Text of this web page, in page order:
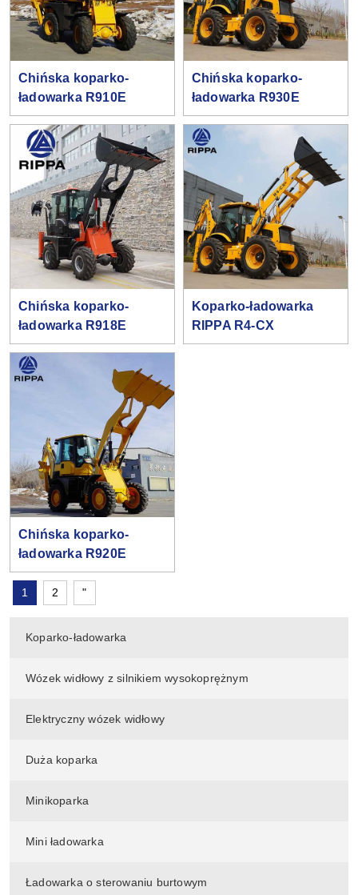
Koparko-ładowarka
Wózek widłowy z silnikiem wysokoprężnym
Elektryczny wózek widłowy
Duża koparka
Minikoparka
Mini ładowarka
Ładowarka o sterowaniu burtowym
Chińska koparko-
ładowarka R910E
Chińska koparko-
ładowarka R930E
Chińska koparko-
ładowarka R918E
Koparko-ładowarka
RIPPA R4-CX
Chińska koparko-
ładowarka R920E
1 2 "